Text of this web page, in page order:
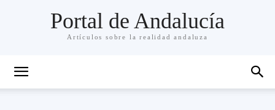
Portal de Andalucía
Artículos sobre la realidad andaluza